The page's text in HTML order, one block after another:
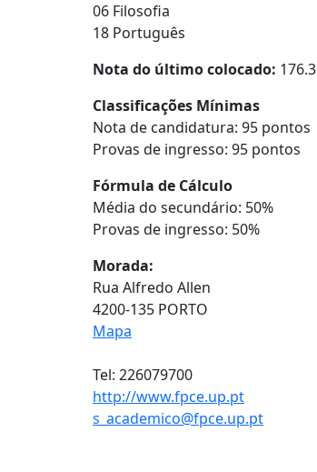
06 Filosofia
18 Português
Nota do último colocado: 176.3
Classificações Mínimas
Nota de candidatura: 95 pontos
Provas de ingresso: 95 pontos
Fórmula de Cálculo
Média do secundário: 50%
Provas de ingresso: 50%
Morada:
Rua Alfredo Allen
4200-135 PORTO
Mapa
Tel: 226079700
http://www.fpce.up.pt
s_academico@fpce.up.pt